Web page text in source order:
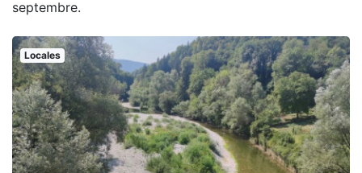
septembre.
Locales